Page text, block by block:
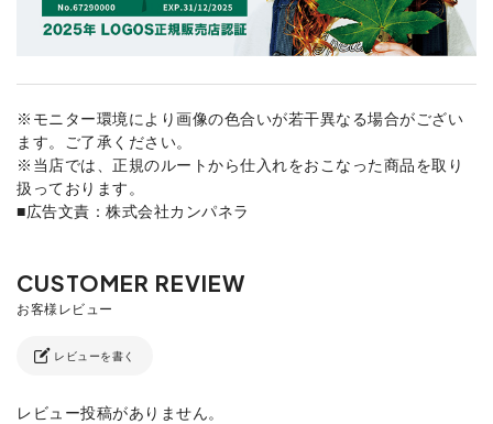
※モニター環境により画像の色合いが若干異なる場合がござい
ます。ご了承ください。
※当店では、正規のルートから仕入れをおこなった商品を取り
扱っております。
■広告文責：株式会社カンパネラ
レビューを書く
レビュー投稿がありません。